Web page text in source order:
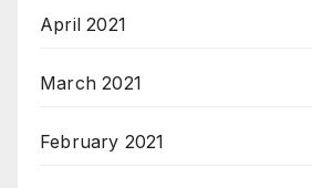
April 2021
March 2021
February 2021